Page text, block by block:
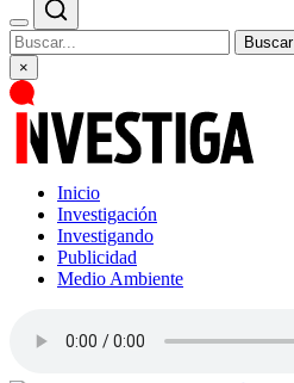
Buscar
×
Inicio
Investigación
Investigando
Publicidad
Medio Ambiente